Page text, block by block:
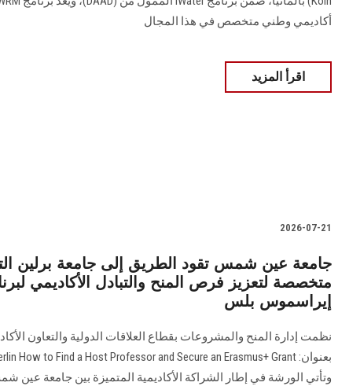
أكاديمي وطني متخصص في هذا المجال
اقرأ المزيد
2026-07-21
جامعة عين شمس تقود الطريق إلى جامعة برلين
متخصصة لتعزيز فرص المنح والتبادل الأكاديمي
إيراسموس بلس
نظمت إدارة المنح والمشروعات بقطاع العلاقات الدولية والتعاون
وتأتي الورشة في إطار الشراكة الأكاديمية المتميزة بين جامعة عين